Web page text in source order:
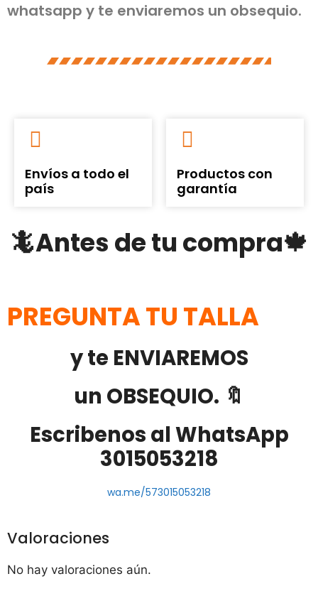
whatsapp y te enviaremos un obsequio.
Envíos a todo el
país
Productos con
garantía
🦎Antes de tu compra🍁
PREGUNTA TU TALLA
y te ENVIAREMOS
un OBSEQUIO. 🔖
Escribenos al WhatsApp
3015053218
wa.me/573015053218
Valoraciones
No hay valoraciones aún.